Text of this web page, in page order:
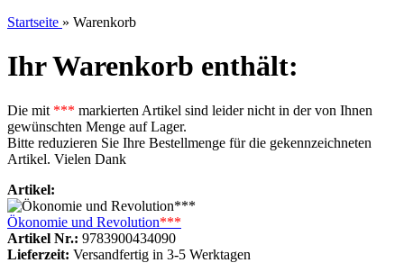
Startseite » Warenkorb
Ihr Warenkorb enthält:
Die mit *** markierten Artikel sind leider nicht in der von Ihnen
gewünschten Menge auf Lager.
Bitte reduzieren Sie Ihre Bestellmenge für die gekennzeichneten
Artikel. Vielen Dank
Artikel:
Ökonomie und Revolution***
Artikel Nr.: 9783900434090
Lieferzeit: Versandfertig in 3-5 Werktagen